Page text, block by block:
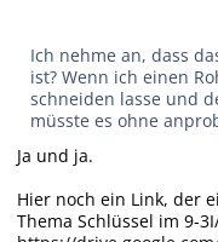
Ich nehme an, dass
ist? Wenn ich einen
schneiden lasse und
müsste es ohne
Ja und ja.
Hier noch ein Link, der
Thema Schlüssel im 9-